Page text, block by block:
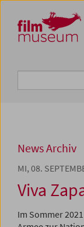
Zum Inhalt
Zum Hauptmenü
Zur Servicenavigation
Zum Suche
News Archiv
MI, 08.
Viva
Im Sommer